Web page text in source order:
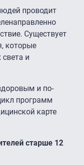
проводит
Существует
которые
и
и по-
программ
карте
старше 12